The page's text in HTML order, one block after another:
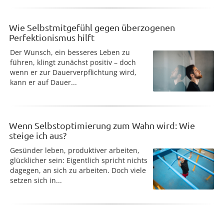
Wie Selbstmitgefühl gegen überzogenen
Perfektionismus hilft
Der Wunsch, ein besseres Leben zu
führen, klingt zunächst positiv – doch
wenn er zur Dauerverpflichtung wird,
kann er auf Dauer...
Wenn Selbstoptimierung zum Wahn wird: Wie
steige ich aus?
Gesünder leben, produktiver arbeiten,
glücklicher sein: Eigentlich spricht nichts
dagegen, an sich zu arbeiten. Doch viele
setzen sich in...